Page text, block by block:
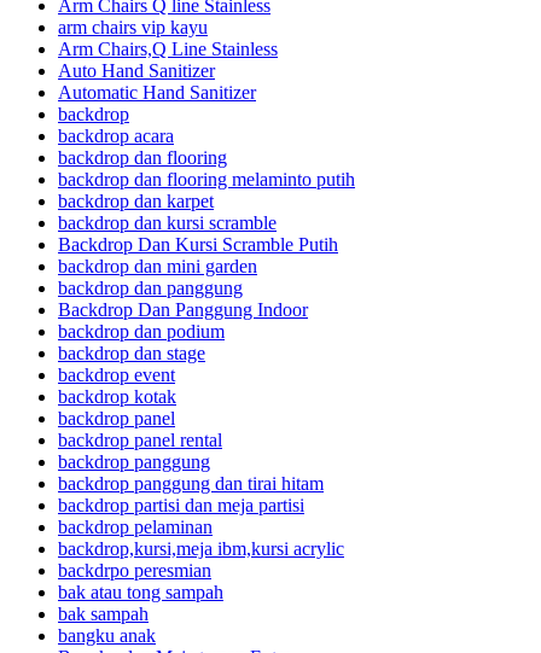
Arm Chairs Q line Stainless
arm chairs vip kayu
Arm Chairs,Q Line Stainless
Auto Hand Sanitizer
Automatic Hand Sanitizer
backdrop
backdrop acara
backdrop dan flooring
backdrop dan flooring melaminto putih
backdrop dan karpet
backdrop dan kursi scramble
Backdrop Dan Kursi Scramble Putih
backdrop dan mini garden
backdrop dan panggung
Backdrop Dan Panggung Indoor
backdrop dan podium
backdrop dan stage
backdrop event
backdrop kotak
backdrop panel
backdrop panel rental
backdrop panggung
backdrop panggung dan tirai hitam
backdrop partisi dan meja partisi
backdrop pelaminan
backdrop,kursi,meja ibm,kursi acrylic
backdrpo peresmian
bak atau tong sampah
bak sampah
bangku anak